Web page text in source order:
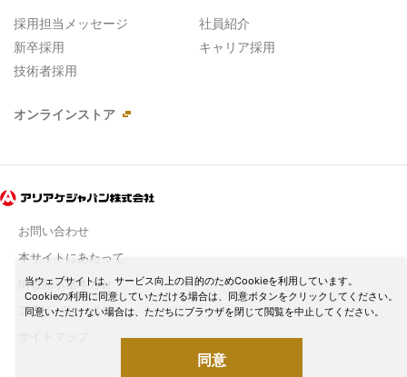
当ウェブサイトは、サービス向上の目的のためCookieを利用しています。
Cookieの利用に同意していただける場合は、同意ボタンをクリックしてください。
同意いただけない場合は、ただちにブラウザを閉じて閲覧を中止してください。
同意
採用担当メッセージ
社員紹介
新卒採用
キャリア採用
技術者採用
オンラインストア
お問い合わせ
本サイトにあたって
情報開示基本方針
プライバシーポリシー